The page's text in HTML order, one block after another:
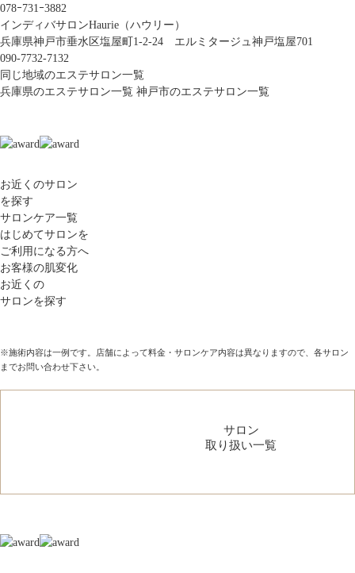
078ｰ731ｰ3882
インディバサロンHaurie（ハウリー）
兵庫県神戸市垂水区塩屋町1-2-24 エルミタージュ神戸塩屋701
090-7732-7132
同じ地域のエステサロン一覧
兵庫県のエステサロン一覧 神戸市のエステサロン一覧
お近くのサロン
を探す
サロンケア一覧
はじめてサロンを
ご利用になる方へ
お客様の肌変化
お近くの
サロンを探す
※施術内容は一例です。店舗によって料金・サロンケア内容は異なりますので、各サロン
までお問い合わせ下さい。
サロン
取り扱い一覧